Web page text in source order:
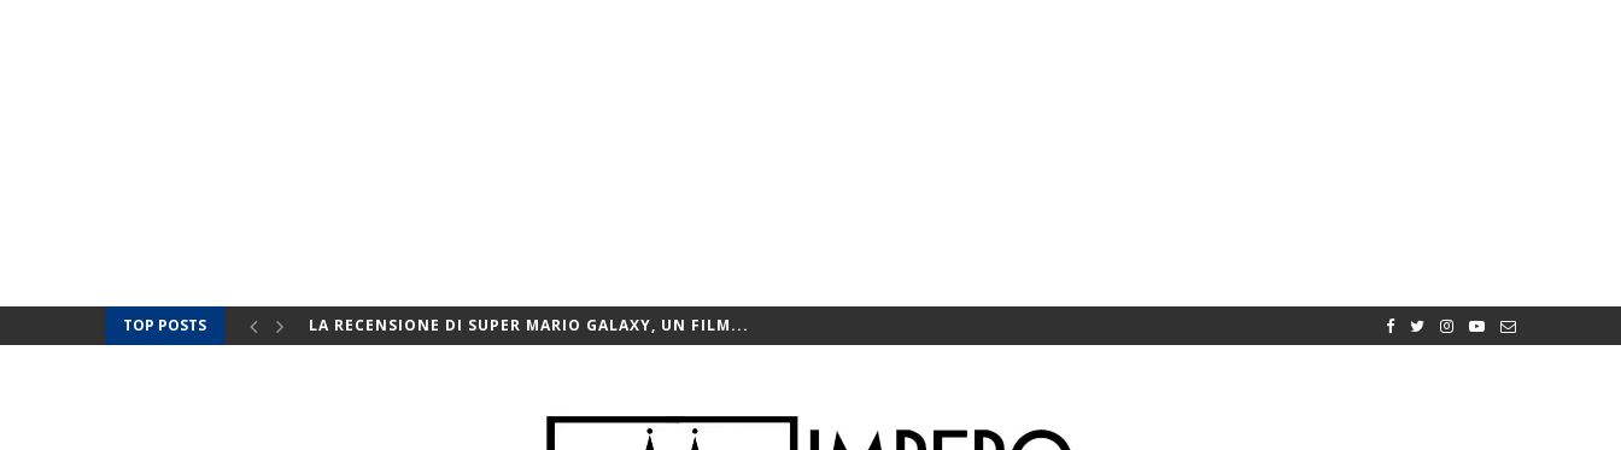
TOP POSTS LA RECENSIONE DI SUPER MARIO GALAXY, UN FILM...